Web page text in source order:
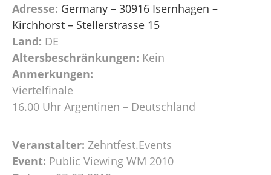
Adresse: Germany – 30916 Isernhagen –
Kirchhorst – Stellerstrasse 15
Land: DE
Altersbeschränkungen: Kein
Anmerkungen:
Viertelfinale
16.00 Uhr Argentinen – Deutschland
Veranstalter: Zehntfest.Events
Event: Public Viewing WM 2010